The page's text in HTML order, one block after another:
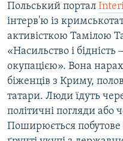
Польський портал
інтерв'ю із
активісткою Тамілою
«Насильство і
окупацією». Вона
біженців з Криму,
татари. Люди їдуть
політичні погляди або
Поширюється побутове